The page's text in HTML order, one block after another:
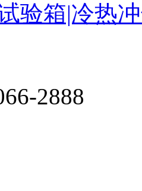
验箱|冷热
2888